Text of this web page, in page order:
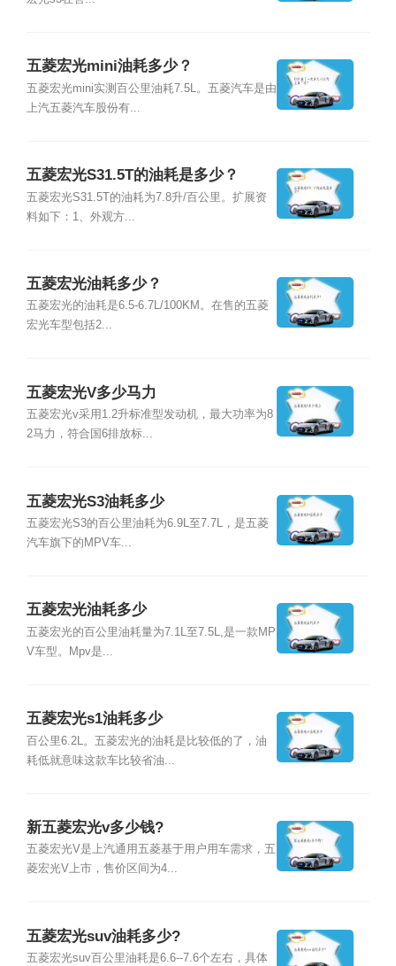
五菱宏光mini油耗多少？
五菱宏光mini实测百公里油耗7.5L。五菱汽车是由
上汽五菱汽车股份有...
五菱宏光S31.5T的油耗是多少？
五菱宏光S31.5T的油耗为7.8升/百公里。扩展资
料如下：1、外观方...
五菱宏光油耗多少？
五菱宏光的油耗是6.5-6.7L/100KM。在售的五菱
宏光车型包括2...
五菱宏光V多少马力
五菱宏光v采用1.2升标准型发动机，最大功率为8
2马力，符合国6排放标...
五菱宏光S3油耗多少
五菱宏光S3的百公里油耗为6.9L至7.7L，是五菱
汽车旗下的MPV车...
五菱宏光油耗多少
五菱宏光的百公里油耗量为7.1L至7.5L,是一款MP
V车型。Mpv是...
五菱宏光s1油耗多少
百公里6.2L。五菱宏光的油耗是比较低的了，油
耗低就意味这款车比较省油...
新五菱宏光v多少钱?
五菱宏光V是上汽通用五菱基于用户用车需求，五
菱宏光V上市，售价区间为4...
五菱宏光suv油耗多少?
五菱宏光suv百公里油耗是6.6--7.6个左右，具体